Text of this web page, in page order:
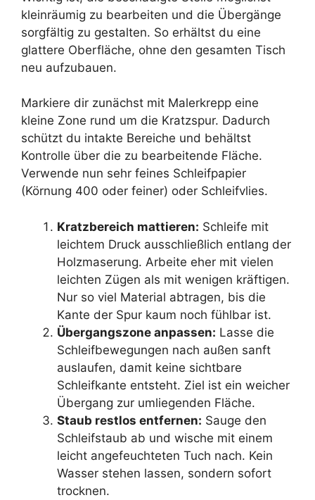
kleinräumig zu bearbeiten und die Übergänge
sorgfältig zu gestalten. So erhältst du eine
glattere Oberfläche, ohne den gesamten Tisch
neu aufzubauen.
Markiere dir zunächst mit Malerkrepp eine
kleine Zone rund um die Kratzspur. Dadurch
schützt du intakte Bereiche und behältst
Kontrolle über die zu bearbeitende Fläche.
Verwende nun sehr feines Schleifpapier
(Körnung 400 oder feiner) oder Schleifvlies.
Kratzbereich mattieren: Schleife mit
leichtem Druck ausschließlich entlang der
Holzmaserung. Arbeite eher mit vielen
leichten Zügen als mit wenigen kräftigen.
Nur so viel Material abtragen, bis die
Kante der Spur kaum noch fühlbar ist.
Übergangszone anpassen: Lasse die
Schleifbewegungen nach außen sanft
auslaufen, damit keine sichtbare
Schleifkante entsteht. Ziel ist ein weicher
Übergang zur umliegenden Fläche.
Staub restlos entfernen: Sauge den
Schleifstaub ab und wische mit einem
leicht angefeuchteten Tuch nach. Kein
Wasser stehen lassen, sondern sofort
trocknen.